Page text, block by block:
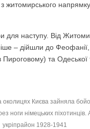
житомирського
для наступу. Від
– дійшли до Феофанії,
та Одеської
Києва зайняла
ноги німецьких
укріпрайон 1928-1941